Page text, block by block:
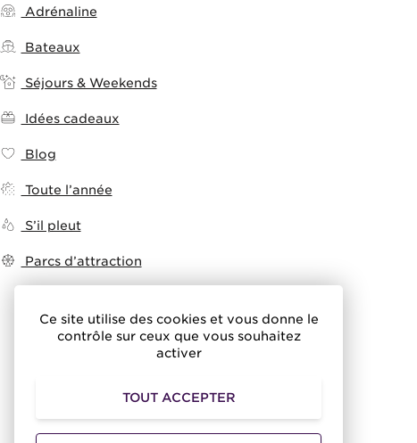
Ce site utilise des cookies et vous donne le
contrôle sur ceux que vous souhaitez
activer
TOUT ACCEPTER
Adrénaline
Bateaux
Séjours & Weekends
Idées cadeaux
Blog
Toute l’année
S’il pleut
Parcs d’attraction